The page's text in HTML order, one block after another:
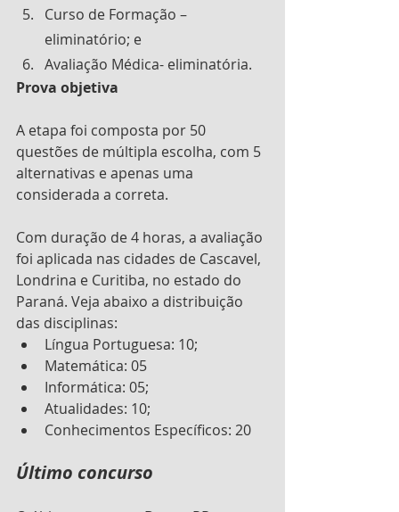
Curso de Formação –
eliminatório; e
Avaliação Médica- eliminatória.
Prova objetiva
A etapa foi composta por 50
questões de múltipla escolha, com 5
alternativas e apenas uma
considerada a correta.
Com duração de 4 horas, a avaliação
foi aplicada nas cidades de Cascavel,
Londrina e Curitiba, no estado do
Paraná. Veja abaixo a distribuição
das disciplinas:
Língua Portuguesa: 10;
Matemática: 05
Informática: 05;
Atualidades: 10;
Conhecimentos Específicos: 20
Último concurso